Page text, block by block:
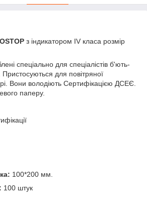
з індикатором IV класа розмір
спеціально для спеціалістів б'ють-
для повітряної
Вони володіють Сертифікацією ДСЕЄ.
паперу.
100*200 мм.
100 штук